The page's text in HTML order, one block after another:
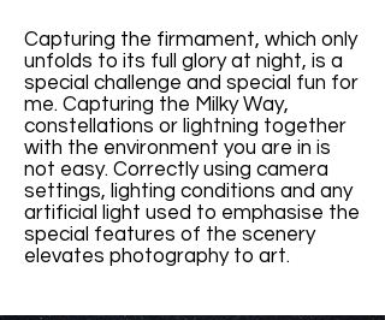
Capturing the firmament, which only
unfolds to its full glory at night, is a
special challenge and special fun for
me. Capturing the Milky Way,
constellations or lightning together
with the environment you are in is
not easy. Correctly using camera
settings, lighting conditions and any
artificial light used to emphasise the
special features of the scenery
elevates photography to art.